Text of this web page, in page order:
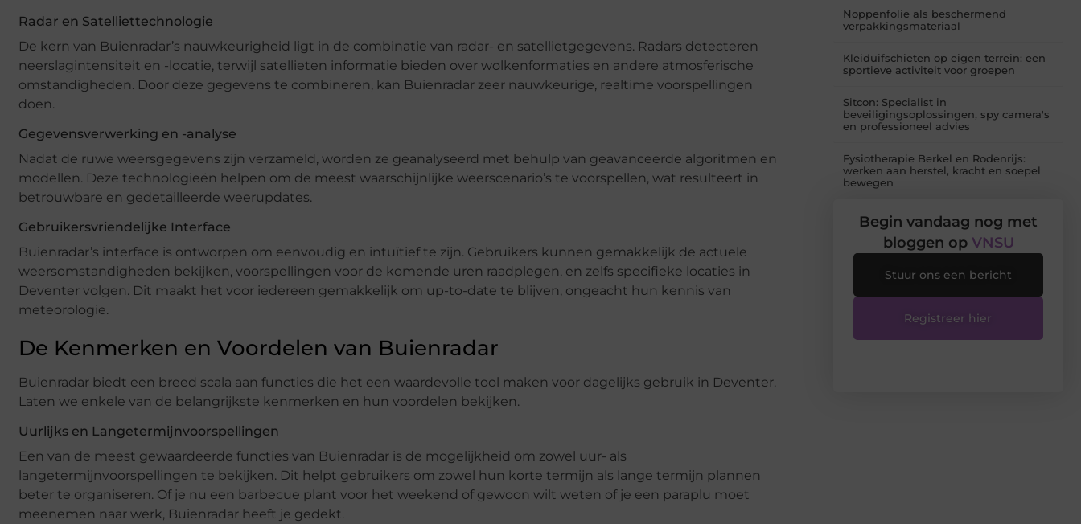
Radar en Satelliettechnologie
De kern van Buienradar’s nauwkeurigheid ligt in de combinatie van radar- en satellietgegevens. Radars detecteren
neerslagintensiteit en -locatie, terwijl satellieten informatie bieden over wolkenformaties en andere atmosferische
omstandigheden. Door deze gegevens te combineren, kan Buienradar zeer nauwkeurige, realtime voorspellingen
doen.
Gegevensverwerking en -analyse
Nadat de ruwe weersgegevens zijn verzameld, worden ze geanalyseerd met behulp van geavanceerde algoritmen en
modellen. Deze technologieën helpen om de meest waarschijnlijke weerscenario’s te voorspellen, wat resulteert in
betrouwbare en gedetailleerde weerupdates.
Gebruikersvriendelijke Interface
Buienradar’s interface is ontworpen om eenvoudig en intuïtief te zijn. Gebruikers kunnen gemakkelijk de actuele
weersomstandigheden bekijken, voorspellingen voor de komende uren raadplegen, en zelfs specifieke locaties in
Deventer volgen. Dit maakt het voor iedereen gemakkelijk om up-to-date te blijven, ongeacht hun kennis van
meteorologie.
De Kenmerken en Voordelen van Buienradar
Buienradar biedt een breed scala aan functies die het een waardevolle tool maken voor dagelijks gebruik in Deventer.
Laten we enkele van de belangrijkste kenmerken en hun voordelen bekijken.
Uurlijks en Langetermijnvoorspellingen
Een van de meest gewaardeerde functies van Buienradar is de mogelijkheid om zowel uur- als
langetermijnvoorspellingen te bekijken. Dit helpt gebruikers om zowel hun korte termijn als lange termijn plannen
beter te organiseren. Of je nu een barbecue plant voor het weekend of gewoon wilt weten of je een paraplu moet
meenemen naar werk, Buienradar heeft je gedekt.
Noppenfolie als beschermend
verpakkingsmateriaal
Kleiduifschieten op eigen terrein: een
sportieve activiteit voor groepen
Sitcon: Specialist in
beveiligingsoplossingen, spy camera's
en professioneel advies
Fysiotherapie Berkel en Rodenrijs:
werken aan herstel, kracht en soepel
bewegen
Begin vandaag nog met
bloggen op VNSU
Stuur ons een bericht
Registreer hier